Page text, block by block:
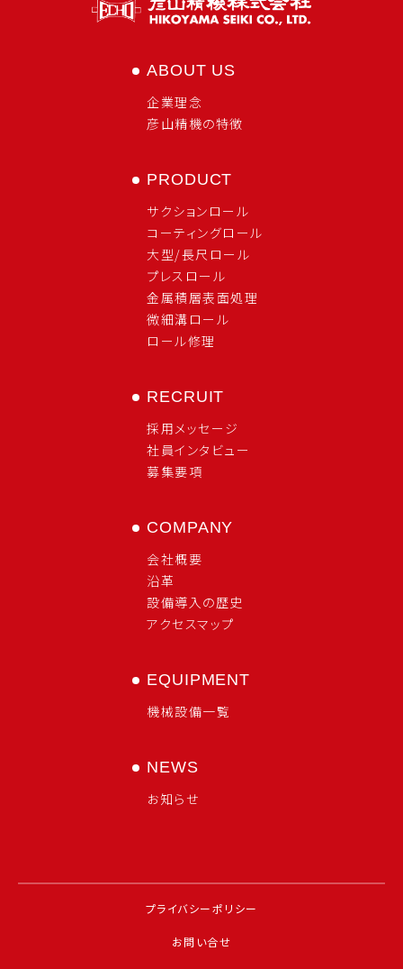
ABOUT US
企業理念
彦山精機の特徴
PRODUCT
サクションロール
コーティングロール
大型/長尺ロール
プレスロール
金属積層表面処理
微細溝ロール
ロール修理
RECRUIT
採用メッセージ
社員インタビュー
募集要項
COMPANY
会社概要
沿革
設備導入の歴史
アクセスマップ
EQUIPMENT
機械設備一覧
NEWS
お知らせ
プライバシーポリシー
お問い合せ